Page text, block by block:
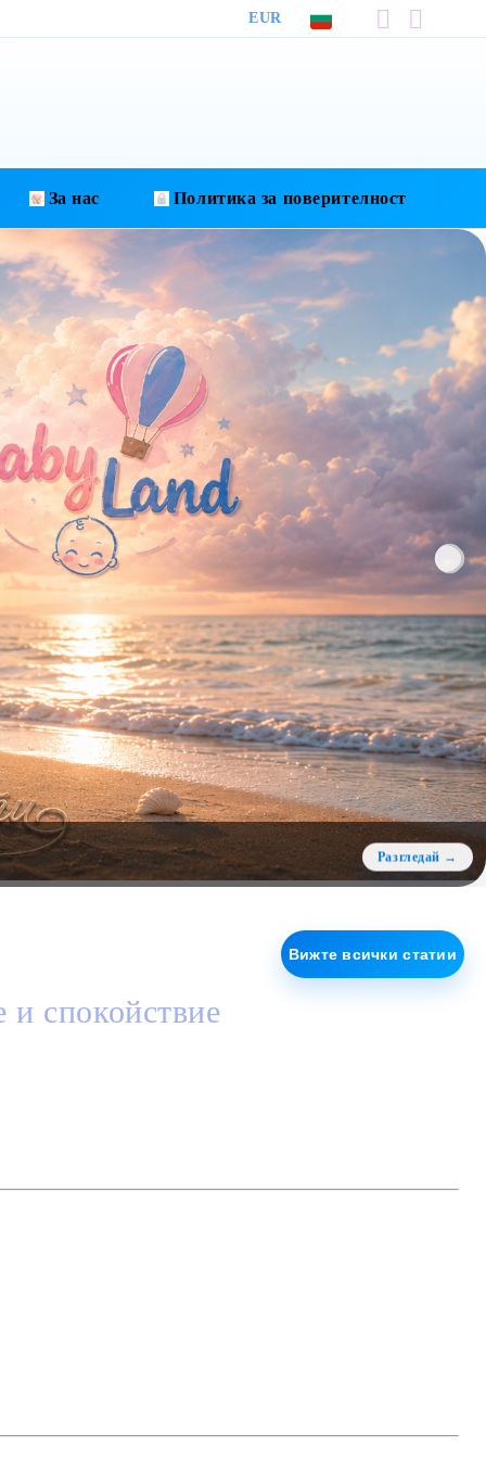
EUR
За нас Политика за поверителност
Вижте всички статии
спокойствие